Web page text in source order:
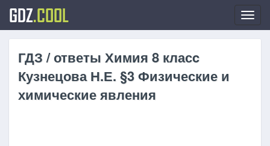
GDZ.COOL
ГДЗ / ответы Химия 8 класc
Кузнецова Н.Е. §3 Физические и
химические явления